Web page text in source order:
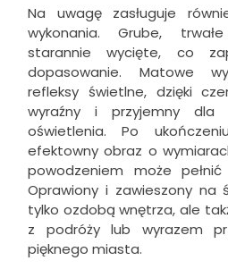
Na uwagę zasługuje
wykonania. Grube,
starannie wycięte, co
dopasowanie. Matowe
refleksy świetlne, dzięki
wyraźny i przyjemny dla
oświetlenia. Po
efektowny obraz o
powodzeniem może
Oprawiony i zawieszony na
tylko ozdobą wnętrza, ale
z podróży lub wyrazem
pięknego miasta.